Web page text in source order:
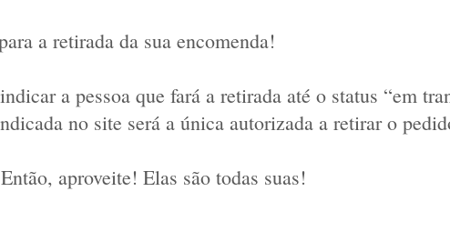
a retirada da sua encomenda!
a pessoa que fará a retirada até o status “em
no site será a única autorizada a retirar o
aproveite! Elas são todas suas!